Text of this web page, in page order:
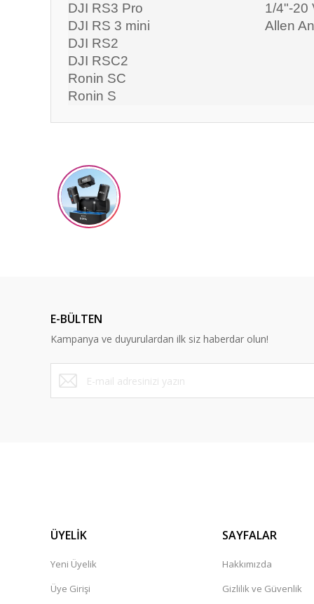
DJI RS3 Pro
DJI RS 3 mini
DJI RS2
DJI RSC2
Ronin SC
Ronin S
1/4"-20
Allen
Ürün resmi kalitesiz, bozuk veya görüntülenemiyor.
Ürün açıklamasında eksik bilgiler bulunuyor.
E-BÜLTEN
Kampanya ve duyurulardan ilk siz haberdar olun!
ÜYELİK
Yeni Üyelik
Üye Girişi
SAYFALAR
Hakkımızda
Gizlilik ve Güvenlik